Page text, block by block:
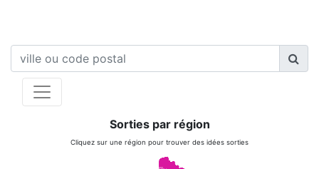
Sorties par région
Cliquez sur une région pour trouver des idées sorties